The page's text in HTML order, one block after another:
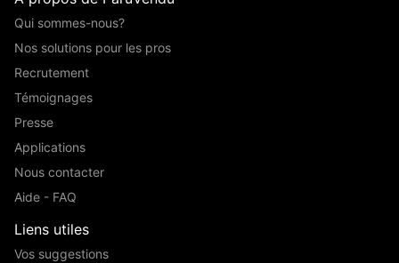
Qui sommes-nous?
Nos solutions pour les pros
Recrutement
Témoignages
Presse
Applications
Nous contacter
Aide - FAQ
Liens utiles
Vos suggestions